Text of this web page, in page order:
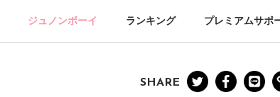
ジュノンボーイ ランキング プレミアムサポ
SHARE